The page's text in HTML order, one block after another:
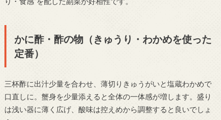
かに酢・酢の物（きゅうり・わかめを使った
定番）
三杯酢に出汁少量を合わせ、薄切りきゅうがいと塩蔵わかめで
口直しに。蟹身を少量添えると全体の一体感が増します。盛り
は浅い器に薄く広げ、酸味は控えめから調整すると良いでしょ